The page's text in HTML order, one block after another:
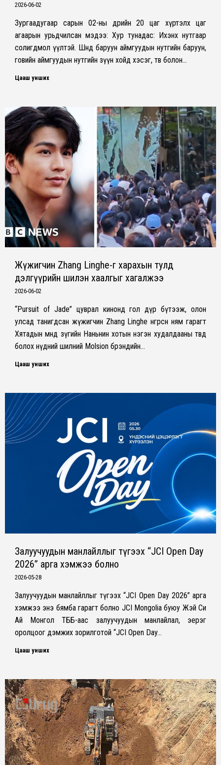
2026-06-02
Зургаадугаар сарын 02-ны өдрийн 20 цаг хүртэлх цаг
агаарын урьдчилсан мэдээ: Хур тунадас: Ихэнх нутгаар
солигдмол үүлтэй. Шөнөдөө баруун аймгуудын нутгийн баруун,
говийн аймгуудын нутгийн зүүн хойд хэсэг, төв болон…
Цааш унших
Жүжигчин Zhang Linghe-г харахын тулд
дэлгүүрийн шилэн хаалгыг хагалжээ
2026-06-02
“Pursuit of Jade” цуврал кинонд гол дүр бүтээж, олон
улсад танигдсан жүжигчин Zhang Linghe өнгөрсөн ням гарагт
Хятадын өмнөд зүгийн Наньнин хотын нэгэн худалдааны төвд
болох нүдний шилний Molsion брэндийн…
Цааш унших
Залуучуудын манлайллыг түгээх “JCI Open Day
2026” арга хэмжээ болно
2026-05-28
Залуучуудын манлайллыг түгээх “JCI Open Day 2026” арга
хэмжээ энэ бямба гарагт болно JCI Mongolia буюу Жэй Си
Ай Монгол ТББ-аас залуучуудын манлайлал, эерэг
оролцоог дэмжих зорилготой “JCI Open Day…
Цааш унших